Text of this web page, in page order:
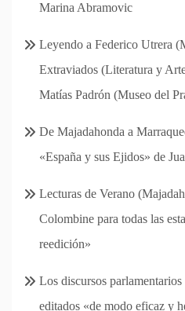
Marina Abramovic
Leyendo a Federico Utrera
Extraviados (Literatura y
Matías Padrón (Museo del
De Majadahonda a
«España y sus Ejidos» de
Lecturas de Verano
Colombine para todas las
reedición»
Los discursos
editados «de modo eficaz y